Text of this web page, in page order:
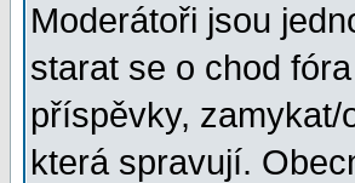
Moderátoři jsou
starat se o chod
příspěvky,
která spravují.